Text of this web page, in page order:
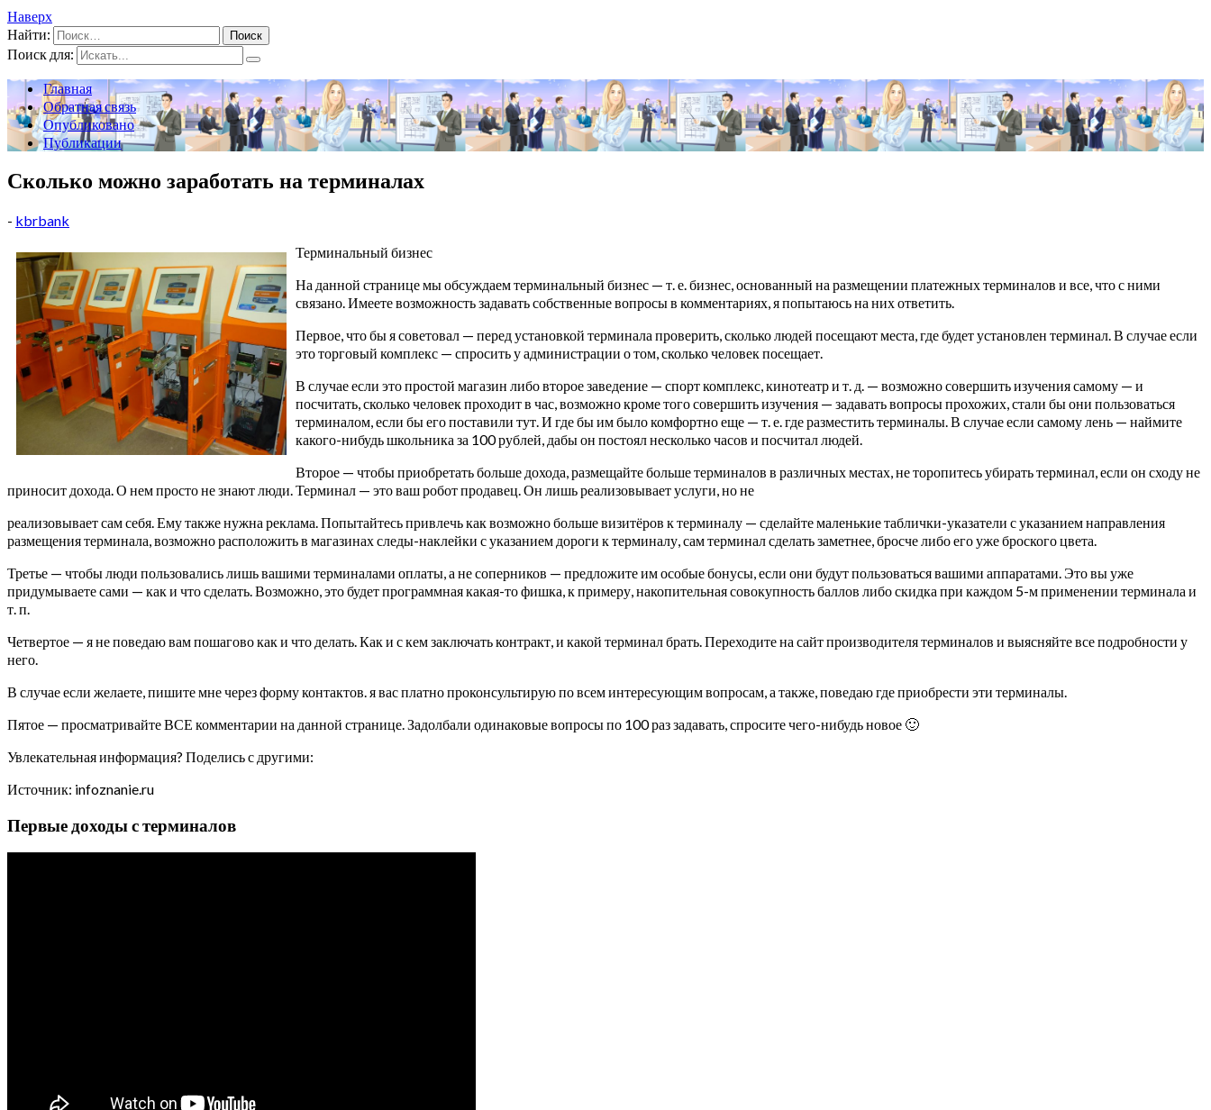
Наверх
Найти:
Поиск для:
Главная
Обратная связь
Опубликовано
Публикации
Сколько можно заработать на терминалах
- kbrbank
Терминальный бизнес
На данной странице мы обсуждаем терминальный бизнес — т. е. бизнес, основанный на размещении платежных терминалов и все, что с ними
связано. Имеете возможность задавать собственные вопросы в комментариях, я попытаюсь на них ответить.
Первое, что бы я советовал — перед установкой терминала проверить, сколько людей посещают места, где будет установлен терминал. В случае если
это торговый комплекс — спросить у администрации о том, сколько человек посещает.
В случае если это простой магазин либо второе заведение — спорт комплекс, кинотеатр и т. д. — возможно совершить изучения самому — и
посчитать, сколько человек проходит в час, возможно кроме того совершить изучения — задавать вопросы прохожих, стали бы они пользоваться
терминалом, если бы его поставили тут. И где бы им было комфортно еще — т. е. где разместить терминалы. В случае если самому лень — наймите
какого-нибудь школьника за 100 рублей, дабы он постоял несколько часов и посчитал людей.
Второе — чтобы приобретать больше дохода, размещайте больше терминалов в различных местах, не торопитесь убирать терминал, если он сходу не
приносит дохода. О нем просто не знают люди. Терминал — это ваш робот продавец.Он лишь реализовывает услуги, но не
реализовывает сам себя. Ему также нужна реклама. Попытайтесь привлечь как возможно больше визитёров к терминалу — сделайте маленькие таблички-указатели с указанием направления
размещения терминала, возможно расположить в магазинах следы-наклейки с указанием дороги к терминалу, сам терминал сделать заметнее, бросче либо его уже броского цвета.
Третье — чтобы люди пользовались лишь вашими терминалами оплаты, а не соперников — предложите им особые бонусы, если они будут пользоваться вашими аппаратами. Это вы уже
придумываете сами — как и что сделать. Возможно, это будет программная какая-то фишка, к примеру, накопительная совокупность баллов либо скидка при каждом 5-м применении терминала и
т. п.
Четвертое — я не поведаю вам пошагово как и что делать. Как и с кем заключать контракт, и какой терминал брать. Переходите на сайт производителя терминалов и выясняйте все подробности у
него.
В случае если желаете, пишите мне через форму контактов. я вас платно проконсультирую по всем интересующим вопросам, а также, поведаю где приобрести эти терминалы.
Пятое — просматривайте ВСЕ комментарии на данной странице. Задолбали одинаковые вопросы по 100 раз задавать, спросите чего-нибудь новое 🙂
Увлекательная информация? Поделись с другими:
Источник: infoznanie.ru
Первые доходы с терминалов